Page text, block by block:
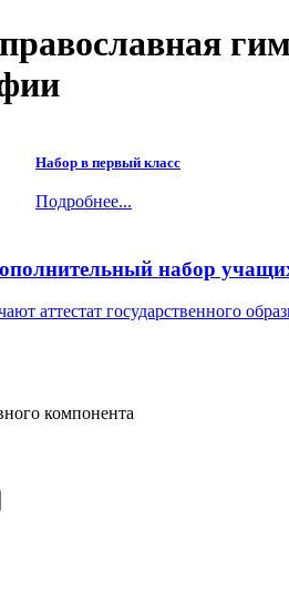
Набор в первый класс
Подробнее...
набор
аттестат государственного
компонента